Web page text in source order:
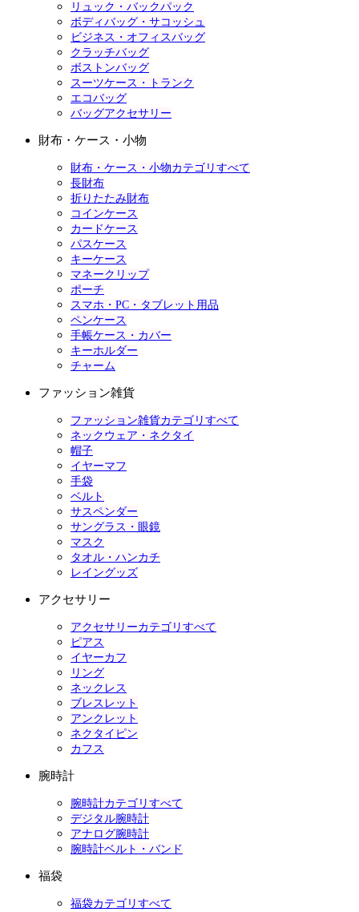
リュック・バックパック
ボディバッグ・サコッシュ
ビジネス・オフィスバッグ
クラッチバッグ
ボストンバッグ
スーツケース・トランク
エコバッグ
バッグアクセサリー
財布・ケース・小物
財布・ケース・小物カテゴリすべて
長財布
折りたたみ財布
コインケース
カードケース
パスケース
キーケース
マネークリップ
ポーチ
スマホ・PC・タブレット用品
ペンケース
手帳ケース・カバー
キーホルダー
チャーム
ファッション雑貨
ファッション雑貨カテゴリすべて
ネックウェア・ネクタイ
帽子
イヤーマフ
手袋
ベルト
サスペンダー
サングラス・眼鏡
マスク
タオル・ハンカチ
レイングッズ
アクセサリー
アクセサリーカテゴリすべて
ピアス
イヤーカフ
リング
ネックレス
ブレスレット
アンクレット
ネクタイピン
カフス
腕時計
腕時計カテゴリすべて
デジタル腕時計
アナログ腕時計
腕時計ベルト・バンド
福袋
福袋カテゴリすべて